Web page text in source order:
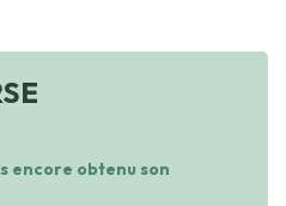
encore obtenu son